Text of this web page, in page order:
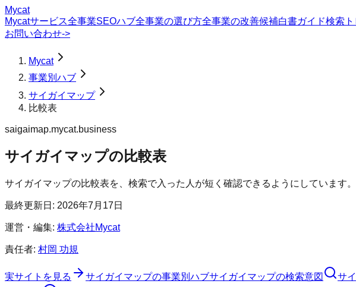
Mycat
Mycatサービス全事業SEOハブ全事業の選び方全事業の改善候補白書ガイド検索ト
お問い合わせ->
Mycat
事業別ハブ
サイガイマップ
比較表
saigaimap.mycat.business
サイガイマップの 比較表
サイガイマップの比較表を、検索で入った人が短く確認できるようにしています。
最終更新日: 2026年7月17日
運営・編集: 株式会社Mycat
責任者: 村岡 功規
実サイトを見る サイガイマップの事業別ハブサイガイマップの検索意図 サ